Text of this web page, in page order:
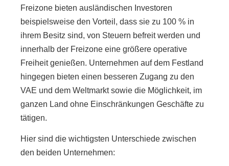
Freizone bieten ausländischen Investoren
beispielsweise den Vorteil, dass sie zu 100 % in
ihrem Besitz sind, von Steuern befreit werden und
innerhalb der Freizone eine größere operative
Freiheit genießen. Unternehmen auf dem Festland
hingegen bieten einen besseren Zugang zu den
VAE und dem Weltmarkt sowie die Möglichkeit, im
ganzen Land ohne Einschränkungen Geschäfte zu
tätigen.
Hier sind die wichtigsten Unterschiede zwischen
den beiden Unternehmen: